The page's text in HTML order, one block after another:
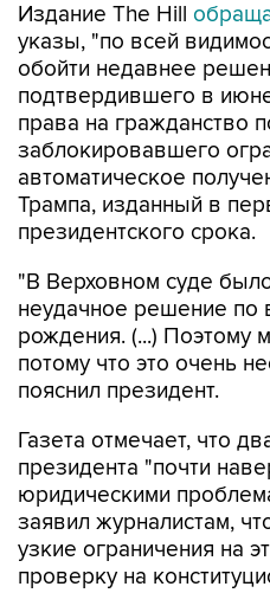
Издание The Hill
указы, "по всей
обойти недавнее
подтвердившего в
права на гражданство
заблокировавшего
автоматическое
Трампа, изданный в
президентского срока.
"В Верховном суде
неудачное решение по
рождения. (...) Поэтому
потому что это очень
пояснил президент.
Газета отмечает, что
президента "почти
юридическими
заявил журналистам,
узкие ограничения на
проверку на